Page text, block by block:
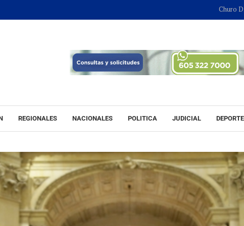
Churo Díaz
REGIONALES NACIONALES POLITICA JUDICIAL